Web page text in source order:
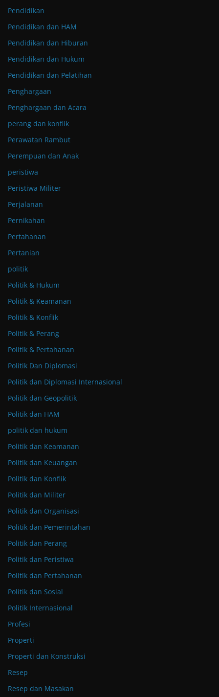
Pendidikan
Pendidikan dan HAM
Pendidikan dan Hiburan
Pendidikan dan Hukum
Pendidikan dan Pelatihan
Penghargaan
Penghargaan dan Acara
perang dan konflik
Perawatan Rambut
Perempuan dan Anak
peristiwa
Peristiwa Militer
Perjalanan
Pernikahan
Pertahanan
Pertanian
politik
Politik & Hukum
Politik & Keamanan
Politik & Konflik
Politik & Perang
Politik & Pertahanan
Politik Dan Diplomasi
Politik dan Diplomasi Internasional
Politik dan Geopolitik
Politik dan HAM
politik dan hukum
Politik dan Keamanan
Politik dan Keuangan
Politik dan Konflik
Politik dan Militer
Politik dan Organisasi
Politik dan Pemerintahan
Politik dan Perang
Politik dan Peristiwa
Politik dan Pertahanan
Politik dan Sosial
Politik Internasional
Profesi
Properti
Properti dan Konstruksi
Resep
Resep dan Masakan